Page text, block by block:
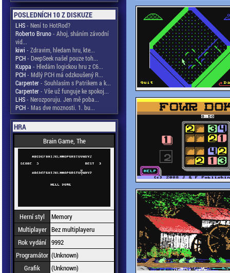
POSLEDNÍCH 10 Z DISKUZE
LHS- Není to HotRod?
Roberto Bruno- Ahoj, sháním závodní
vid...
kiwi - Zdravim, hledam hru, kte...
PCH- DeepSeek našel pouze toh...
Kuppa - Hledám logickou hru z C6...
PCH- Mdlý PCH má odzkoušený R...
Carpenter- Souhlasím s Patrikem a k...
Carpenter- Vše už funguje ke spokoj...
LHS- Nerozporuju. Jen mě poba...
PCH- Mas dve moznosti. 1. bu...
HRA
Brain Game, The
Herní styl
Memory
Multiplayer Bez multiplayeru
Rok vydání 9992
Programátor (Unknown)
Grafik
(Unknown)